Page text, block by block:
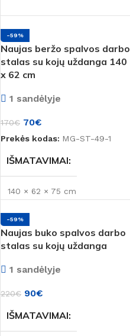
-59%
Naujas beržo spalvos darbo
stalas su kojų uždanga 140
x 62 cm
1 sandėlyje
170€ 70€
Prekės kodas: MG-ST-49-1
IŠMATAVIMAI
140 × 62 × 75 cm
-59%
Naujas buko spalvos darbo
stalas su kojų uždanga
1 sandėlyje
220€ 90€
IŠMATAVIMAI